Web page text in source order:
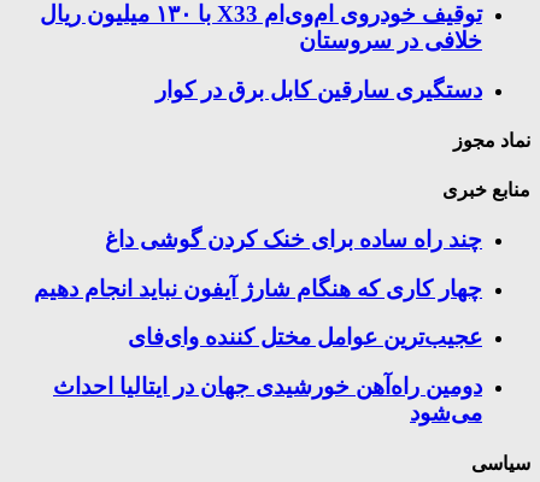
توقیف خودروی ام‌وی‌ام X33 با ۱۳۰ میلیون ریال
خلافی در سروستان
دستگیری سارقین کابل برق در کوار
نماد مجوز
منابع خبری
چند راه‌ ساده برای خنک کردن گوشی داغ
چهار کاری که هنگام شارژ آیفون نباید انجام دهیم
عجیب‌ترین عوامل مختل کننده وای‌فای
دومین راه‌آهن خورشیدی جهان در ایتالیا احداث
می‌شود
سیاسی